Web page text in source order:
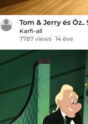
Tom & Jerry és Óz..
Karfi-all
7787 views 14 éve